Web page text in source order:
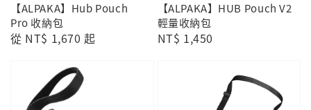
【ALPAKA】Hub Pouch
Pro 收納包
Regular
從 NT$ 1,670 起
【ALPAKA】HUB Pouch V2
輕量收納包
Regular
NT$ 1,450